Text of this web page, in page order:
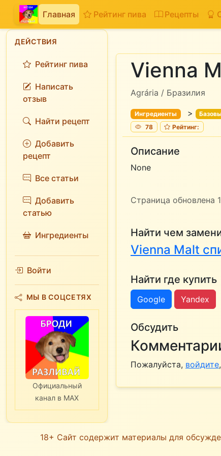
Главная Рейтинг пива Рецепты
ДЕЙСТВИЯ
Рейтинг пива
Написать
отзыв
Найти рецепт
Добавить
рецепт
Все статьи
Добавить
статью
Ингредиенты
Войти
МЫ В СОЦСЕТЯХ
Официальный
канал в MAX
Vienna
Agrária / Бразилия
Ингредиенты >
78
Рейтинг:
Описание
None
Страница обновлена
Найти чем
Vienna Malt
Найти где купить
Google Yandex
Обсудить
Пожалуйста, войдите
18+ Сайт содержит материалы для